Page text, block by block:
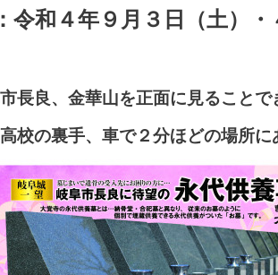
令和４年９ 月３日（土）
長良、金華山を正面に見ることで
校の裏手、車で２分ほどの場所に